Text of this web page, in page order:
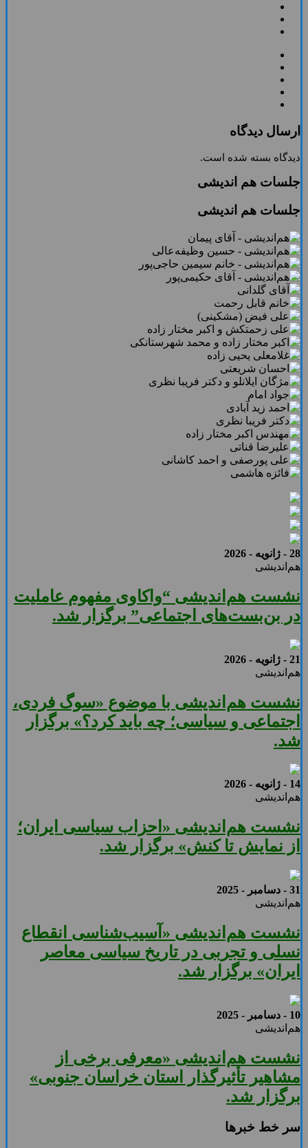
ارسال دیدگاه
دیدگاه بسته شده است.
جلسات هم اندیشی
جلسات هم اندیشی
28 - ژانویه - 2026
هم‌اندیشی
نشست هم‌اندیشی “واکاوی مفهوم عاملیت
در بن‌بست‌های اجتماعی” برگزار شد.
21 - ژانویه - 2026
هم‌اندیشی
نشست هم‌اندیشی با موضوع «سوگ فردی،
اجتماعی و سیاسی؛ چه باید کرد؟» برگزار
شد.
14 - ژانویه - 2026
هم‌اندیشی
نشست هم‌اندیشی «احزاب سیاسی ایران؛
از نمایش تا کنش» برگزار شد.
31 - دسامبر - 2025
هم‌اندیشی
نشست هم‌اندیشی «آسیب‌شناسی انقطاع
نسلی و تجربی در تاریخ سیاسی معاصر
ایران» برگزار شد.
10 - دسامبر - 2025
هم‌اندیشی
نشست هم‌اندیشی «معرفی برخی از
مشاهیر تأثیرگذار استان خراسان جنوبی»
برگزار شد.
سر خط خبرها